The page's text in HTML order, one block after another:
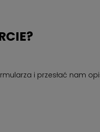
i przesłać nam